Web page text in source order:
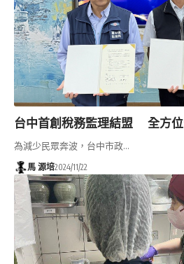
台中首創稅務監理結盟 全方
為減少民眾奔波，台中市政…
馬 源培2024/11/22